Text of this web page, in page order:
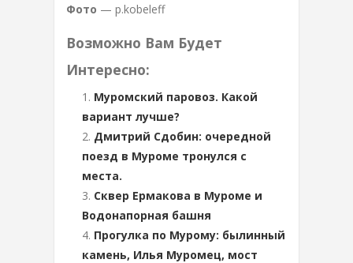
Фото — p.kobeleff
Возможно Вам Будет
Интересно:
Муромский паровоз. Какой
вариант лучше?
Дмитрий Сдобин: очередной
поезд в Муроме тронулся с
места.
Сквер Ермакова в Муроме и
Водонапорная башня
Прогулка по Мурому: былинный
камень, Илья Муромец, мост